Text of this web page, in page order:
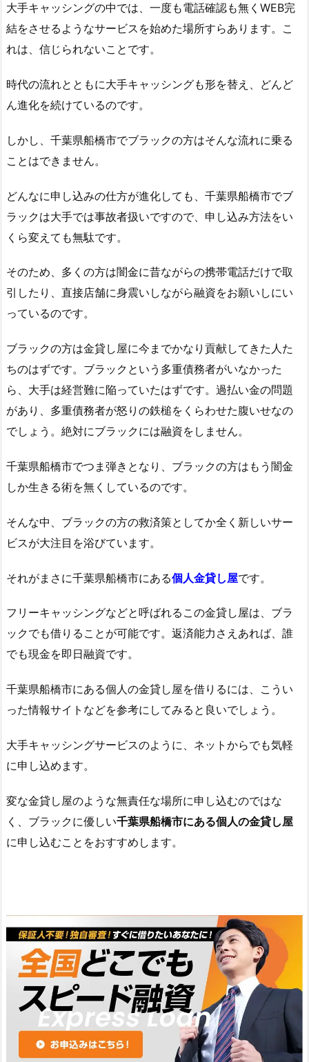
大手キャッシングの中では、一度も電話確認も無くWEB完
結をさせるようなサービスを始めた場所すらあります。こ
れは、信じられないことです。
時代の流れとともに大手キャッシングも形を替え、どんど
ん進化を続けているのです。
しかし、千葉県船橋市でブラックの方はそんな流れに乗る
ことはできません。
どんなに申し込みの仕方が進化しても、千葉県船橋市でブ
ラックは大手では事故者扱いですので、申し込み方法をい
くら変えても無駄です。
そのため、多くの方は闇金に昔ながらの携帯電話だけで取
引したり、直接店舗に身震いしながら融資をお願いしにい
っているのです。
ブラックの方は金貸し屋に今までかなり貢献してきた人た
ちのはずです。ブラックという多重債務者がいなかった
ら、大手は経営難に陥っていたはずです。過払い金の問題
があり、多重債務者が怒りの鉄槌をくらわせた腹いせなの
でしょう。絶対にブラックには融資をしません。
千葉県船橋市でつま弾きとなり、ブラックの方はもう闇金
しか生きる術を無くしているのです。
そんな中、ブラックの方の救済策としてか全く新しいサー
ビスが大注目を浴びています。
それがまさに千葉県船橋市にある個人金貸し屋です。
フリーキャッシングなどと呼ばれるこの金貸し屋は、ブラ
ックでも借りることが可能です。返済能力さえあれば、誰
でも現金を即日融資です。
千葉県船橋市にある個人の金貸し屋を借りるには、こうい
った情報サイトなどを参考にしてみると良いでしょう。
大手キャッシングサービスのように、ネットからでも気軽
に申し込めます。
変な金貸し屋のような無責任な場所に申し込むのではな
く、ブラックに優しい千葉県船橋市にある個人の金貸し屋
に申し込むことをおすすめします。